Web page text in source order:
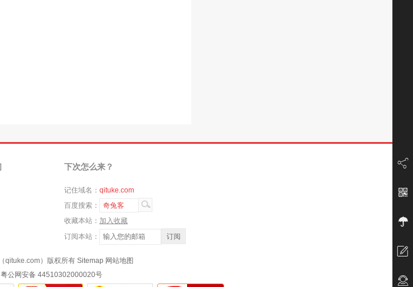
下次怎么来？
记住域名： qituke.com
百度搜索：
奇兔客
收藏本站： 加入收藏
订阅本站：
qituke.com）版权所有 Sitemap 网站地图
粤公网安备 44510302000020号